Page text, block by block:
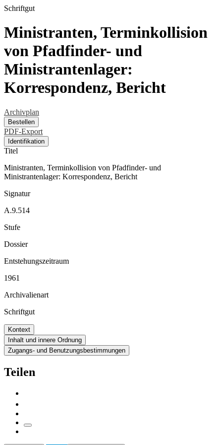
Schriftgut
Ministranten, Terminkollision
von Pfadfinder- und
Ministrantenlager:
Korrespondenz, Bericht
Archivplan
Bestellen
PDF-Export
Identifikation
Titel
Ministranten, Terminkollision von Pfadfinder- und
Ministrantenlager: Korrespondenz, Bericht
Signatur
A.9.514
Stufe
Dossier
Entstehungszeitraum
1961
Archivalienart
Schriftgut
Kontext
Inhalt und innere Ordnung
Zugangs- und Benutzungsbestimmungen
Teilen